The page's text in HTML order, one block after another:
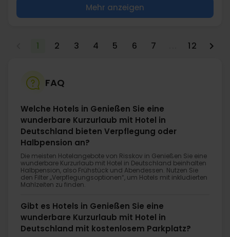
Mehr anzeigen
1 2 3 4 5 6 7 12
FAQ
Welche Hotels in Genießen Sie eine
wunderbare Kurzurlaub mit Hotel in
Deutschland bieten Verpflegung oder
Halbpension an?
Die meisten Hotelangebote von Risskov in Genießen Sie eine
wunderbare Kurzurlaub mit Hotel in Deutschland beinhalten
Halbpension, also Frühstück und Abendessen. Nutzen Sie
den Filter „Verpflegungsoptionen“, um Hotels mit inkludierten
Mahlzeiten zu finden.
Gibt es Hotels in Genießen Sie eine
wunderbare Kurzurlaub mit Hotel in
Deutschland mit kostenlosem Parkplatz?